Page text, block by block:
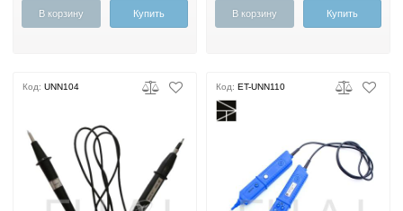
В корзину Купить В корзину Купить
Код: UNN104 Код: ET-UNN110